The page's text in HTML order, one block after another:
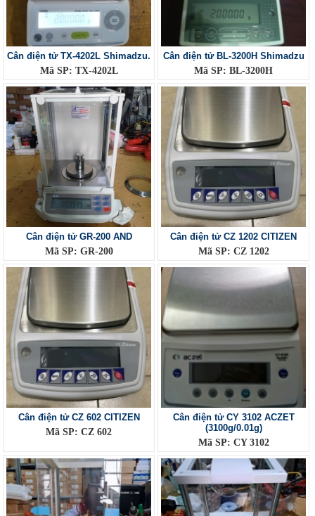
Cân điện tử TX-4202L Shimadzu.
Mã SP: TX-4202L
Cân điện tử BL-3200H Shimadzu
Mã SP: BL-3200H
Cân điện tử GR-200 AND
Mã SP: GR-200
Cân điện tử CZ 1202 CITIZEN
Mã SP: CZ 1202
Cân điện tử CZ 602 CITIZEN
Mã SP: CZ 602
Cân điện tử CY 3102 ACZET
(3100g/0.01g)
Mã SP: CY 3102